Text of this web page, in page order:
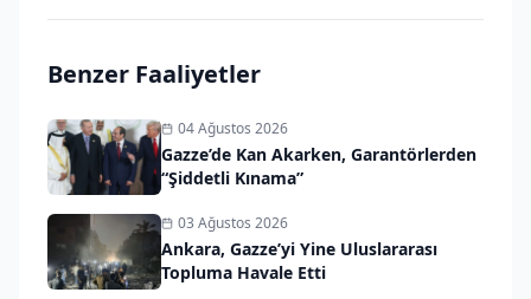
Benzer Faaliyetler
04 Ağustos 2026
Gazze’de Kan Akarken, Garantörlerden
“Şiddetli Kınama”
03 Ağustos 2026
Ankara, Gazze’yi Yine Uluslararası
Topluma Havale Etti